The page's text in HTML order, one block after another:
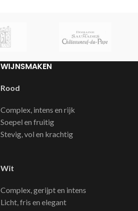
WIJNSMAKEN
Rood
Complex, intens en rijk
Soepel en fruitig
Stevig, vol en krachtig
Wit
Complex, gerijpt en intens
Licht, fris en elegant